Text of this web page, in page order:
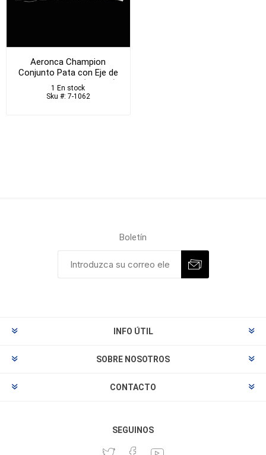
Aeronca Champion
Conjunto Pata con Eje de
Rueda Aeronca (USADO)
1 En stock
Sku #: 7-1062
Boletín
INFO ÚTIL
SOBRE NOSOTROS
CONTACTO
SEGUINOS